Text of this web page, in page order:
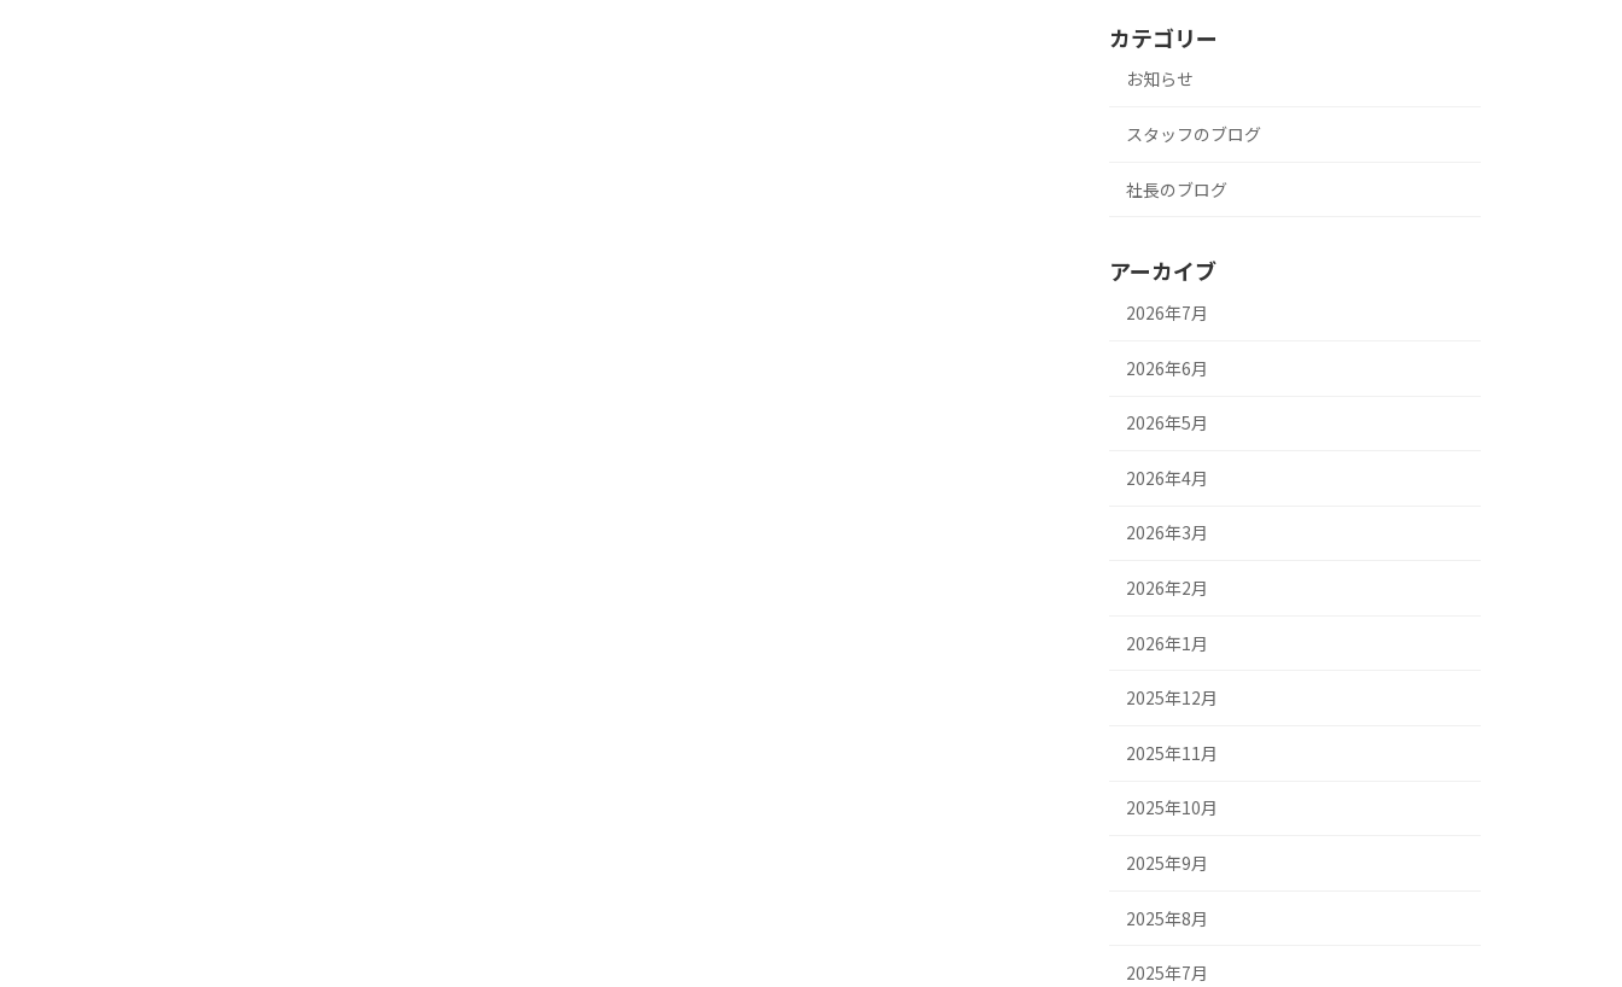
カテゴリー
お知らせ
スタッフのブログ
社長のブログ
アーカイブ
2026年7月
2026年6月
2026年5月
2026年4月
2026年3月
2026年2月
2026年1月
2025年12月
2025年11月
2025年10月
2025年9月
2025年8月
2025年7月